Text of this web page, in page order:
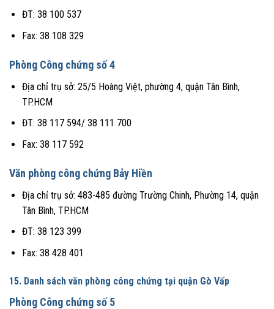
ĐT: 38 100 537
Fax: 38 108 329
Phòng Công chứng số 4
Địa chỉ trụ sở: 25/5 Hoàng Việt, phường 4, quận Tân Bình,
TP.HCM
ĐT: 38 117 594/ 38 111 700
Fax: 38 117 592
Văn phòng công chứng Bảy Hiền
Địa chỉ trụ sở: 483-485 đường Trường Chinh, Phường 14, quận
Tân Bình, TP.HCM
ĐT: 38 123 399
Fax: 38 428 401
15. Danh sách văn phòng công chứng tại quận Gò Vấp
Phòng Công chứng số 5